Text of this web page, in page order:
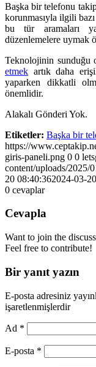
Başka bir telefonu
korunmasıyla ilgili
bu tür aramaları
düzenlemelere uymak
Teknolojinin sunduğu
etmek artık daha
yaparken dikkatli
önemlidir.
Alakalı Gönderi Yok.
Etiketler: Başka bir
https://
giris-paneli.png 0 0
content/uploads/2025/
20 08:40:362024-03-
0 cevaplar
Cevapla
Want to join the
Feel free to contribute!
Bir yanıt yazın
E-posta adresiniz
işaretlenmişlerdir
Ad *
E-posta *